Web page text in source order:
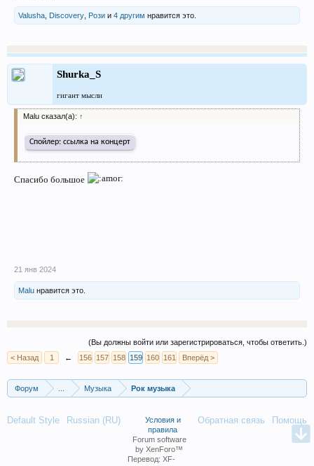
Valusha Discovery Рози и 4 другим нравится это.
Shurka_S
гигант мысли
Malu сказал(а): ↑
Спойлер: ссылка на концерт
Спасибо большое
21 янв 2024
Malu нравится это.
(Вы должны войти или зарегистрироваться, чтобы ответить.)
< Назад
1 ← 156 157 158 159 160 161 Вперёд >
Форум Музыка Рок музыка
Default Style Russian (RU) Обратная связь Помощь
Условия и
правила
Forum software
by XenForo™
Перевод: XF-